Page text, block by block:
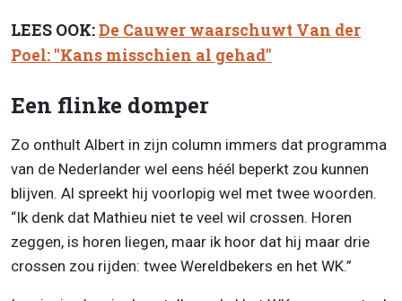
LEES OOK:De Cauwer waarschuwt Van der
Poel: "Kans misschien al gehad"
Een flinke domper
Zo onthult Albert in zijn column immers dat programma
van de Nederlander wel eens héél beperkt zou kunnen
blijven. Al spreekt hij voorlopig wel met twee woorden.
“Ik denk dat Mathieu niet te veel wil crossen. Horen
zeggen, is horen liegen, maar ik hoor dat hij maar drie
crossen zou rijden: twee Wereldbekers en het WK.”